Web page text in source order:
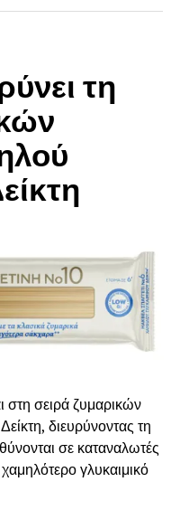
τη
στη σειρά ζυμαρικών
διευρύνοντας τη
σε καταναλωτές
γλυκαιμικό